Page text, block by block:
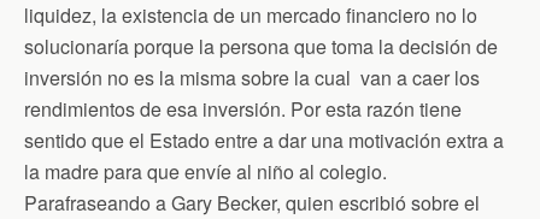
liquidez, la existencia de un mercado financiero no lo
solucionaría porque la persona que toma la decisión de
inversión no es la misma sobre la cual van a caer los
rendimientos de esa inversión. Por esta razón tiene
sentido que el Estado entre a dar una motivación extra a
la madre para que envíe al niño al colegio.
Parafraseando a Gary Becker, quien escribió sobre el